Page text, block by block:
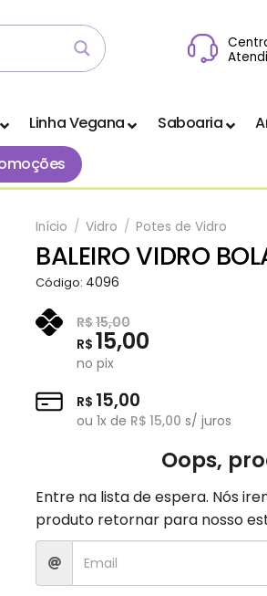
Linha Vegana Saboaria
Início / Vidro / Potes de Vidro
BALEIRO VIDRO
Código: 4096
R$15,00
R$ 15,00
no pix
R$ 15,00
ou 1x de R$ 15,00 s/ juros
Oops,
Entre na lista de espera. Nós
produto retornar para nosso